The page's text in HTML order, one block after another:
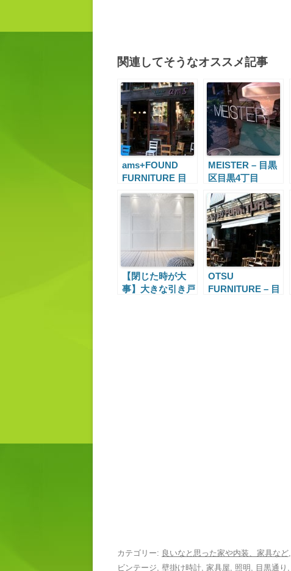
関連してそうなオススメ記事
ams+FOUND
FURNITURE 目
MEISTER – 目黒
区目黒4丁目
【閉じた時が大
事】大きな引き戸
OTSU
FURNITURE – 目
カテゴリー: 良いなと思った家や内装、家具など,
ビンテージ, 壁掛け時計, 家具屋, 照明 , 目黒通り ,